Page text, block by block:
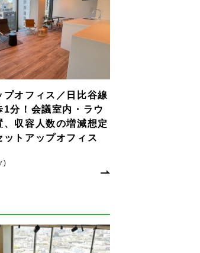
プオフィス／日比谷線
1分！会議室内・ラウ
、収容人数の増減想定
ットアップオフィス
)